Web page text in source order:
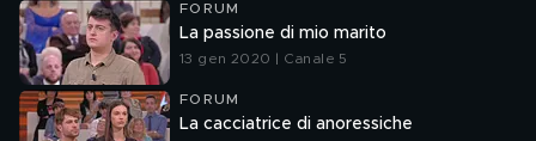
FORUM
La passione di mio marito
13 gen 2020 | Canale 5
FORUM
La cacciatrice di anoressiche